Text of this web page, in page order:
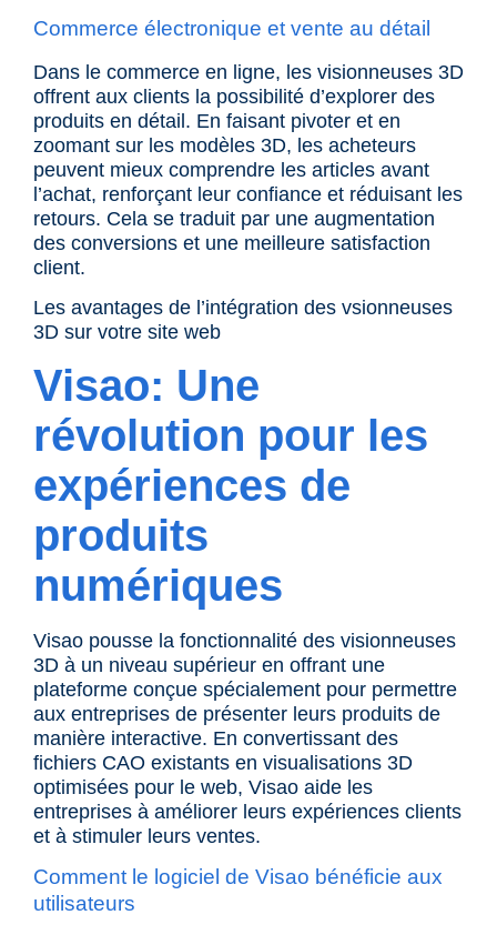
Commerce électronique et vente au détail
Dans le commerce en ligne, les visionneuses 3D
offrent aux clients la possibilité d’explorer des
produits en détail. En faisant pivoter et en
zoomant sur les modèles 3D, les acheteurs
peuvent mieux comprendre les articles avant
l’achat, renforçant leur confiance et réduisant les
retours. Cela se traduit par une augmentation
des conversions et une meilleure satisfaction
client.
Les avantages de l’intégration des vsionneuses
3D sur votre site web
Visao: Une
révolution pour les
expériences de
produits
numériques
Visao pousse la fonctionnalité des visionneuses
3D à un niveau supérieur en offrant une
plateforme conçue spécialement pour permettre
aux entreprises de présenter leurs produits de
manière interactive. En convertissant des
fichiers CAO existants en visualisations 3D
optimisées pour le web, Visao aide les
entreprises à améliorer leurs expériences clients
et à stimuler leurs ventes.
Comment le logiciel de Visao bénéficie aux
utilisateurs